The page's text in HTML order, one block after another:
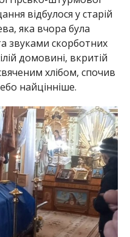
відбулося у старій
яка вчора була
звуками скорботних
домовині, вкритій
хлібом, спочив
найцінніше.